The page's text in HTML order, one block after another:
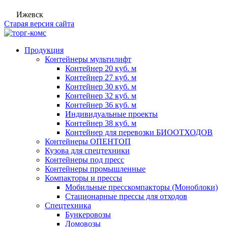
Ижевск
Старая версия сайта
Продукция
Контейнеры мультилифт
Контейнер 20 куб. м
Контейнер 27 куб. м
Контейнер 30 куб. м
Контейнер 32 куб. м
Контейнер 36 куб. м
Индивидуальные проекты
Контейнер 38 куб. м
Контейнер для перевозки БИООТХОДОВ
Контейнеры ОПЕНТОП
Кузова для спецтехники
Контейнеры под пресс
Контейнеры промышленные
Компакторы и прессы
Мобильные пресскомпакторы (Моноблоки)
Стационарные прессы для отходов
Спецтехника
Бункеровозы
Ломовозы